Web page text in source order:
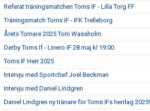
Referat träningsmatchen Torns IF - Lilla Torg FF
Träningsmatch Torns IF - IFK Trelleborg
Årets Tornare 2025 Tom Wassholm
Derby Torns If - Linero IF 28 maj kl 19:00
Torns IF Herr 2025
Intervju med Sportchef Joel Beckman
Intervju med Daniel Lindgren
Daniel Lindgren ny tränare för Torns IFs herrlag 2025!